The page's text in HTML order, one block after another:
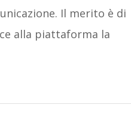
Il merito è di
alla piattaforma la